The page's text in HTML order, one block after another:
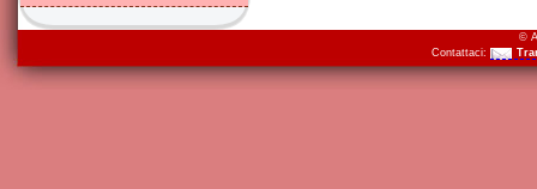
©
Contattaci: